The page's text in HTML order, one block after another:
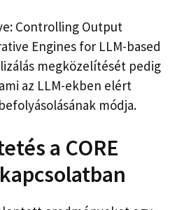
Controlling Output
Engines for LLM-based
megközelítését pedig
az LLM-ekben elért
módja.
a CORE